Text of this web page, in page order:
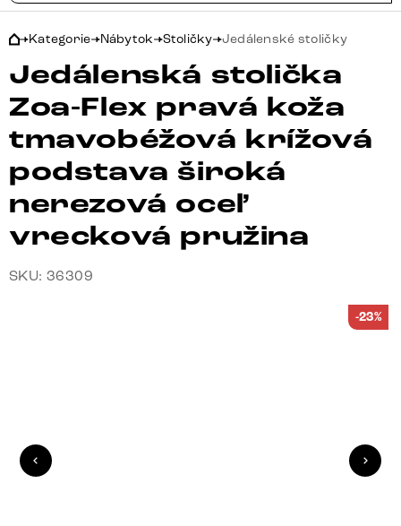
Kategorie Nábytok Stoličky Jedálenské stoličky
Jedálenská stolička
Zoa-Flex pravá koža
tmavobéžová krížová
podstava široká
nerezová oceľ
vrecková pružina
SKU: 36309
-23%